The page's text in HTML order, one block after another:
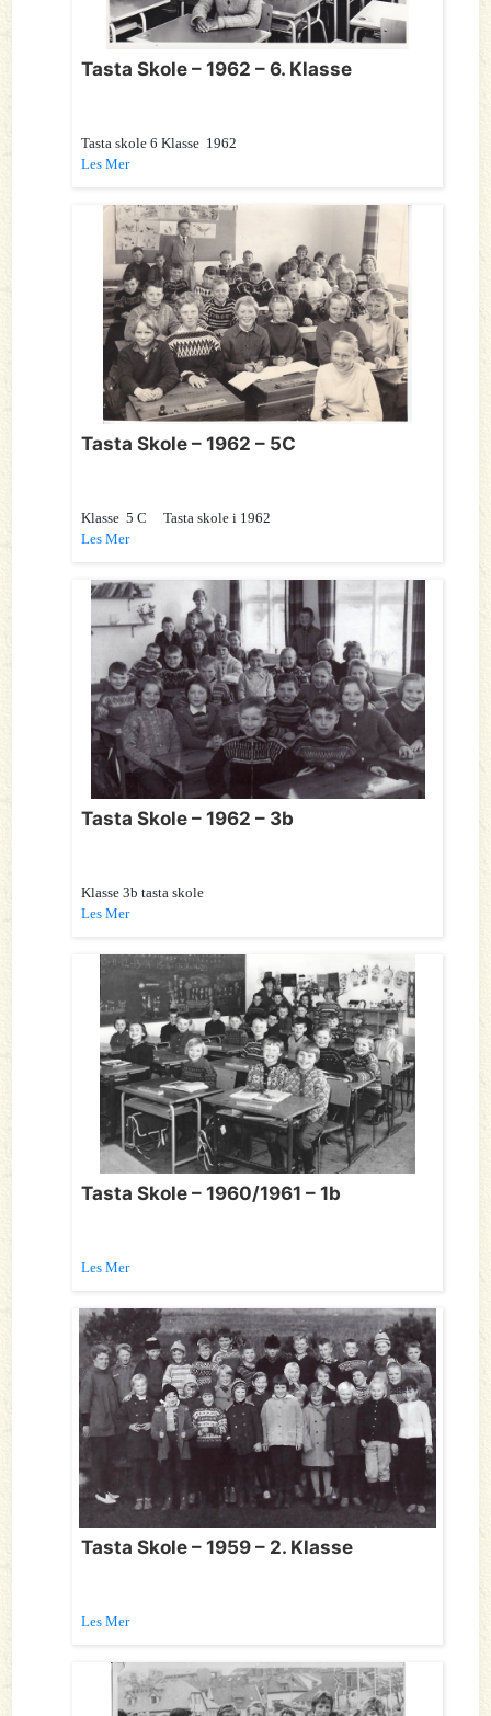
Tasta Skole – 1962 – 6. Klasse
Tasta skole 6 Klasse 1962
Les Mer
Tasta Skole – 1962 – 5C
Klasse 5 C Tasta skole i 1962
Les Mer
Tasta Skole – 1962 – 3b
Klasse 3b tasta skole
Les Mer
Tasta Skole – 1960/1961 – 1b
Les Mer
Tasta Skole – 1959 – 2. Klasse
Les Mer